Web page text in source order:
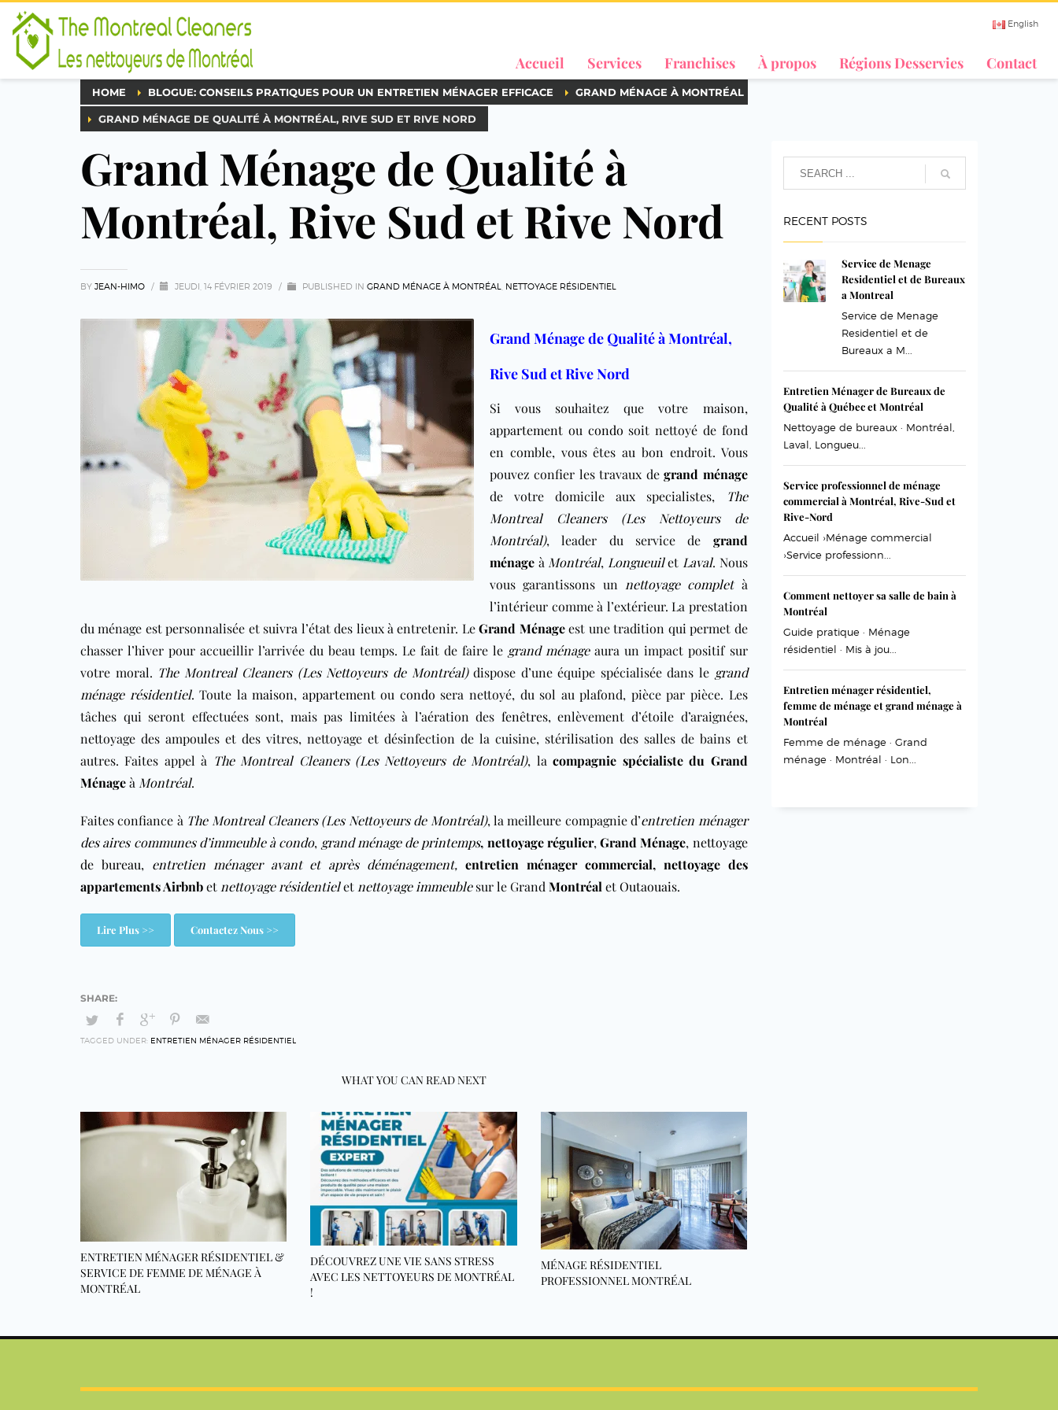
English
Accueil Services Franchises À propos Régions Desservies Contact
HOME BLOGUE: CONSEILS PRATIQUES POUR UN ENTRETIEN MÉNAGER EFFICACE GRAND MÉNAGE À MONTRÉAL
GRAND MÉNAGE DE QUALITÉ À MONTRÉAL, RIVE SUD ET RIVE NORD
Grand Ménage de Qualité à
Montréal, Rive Sud et Rive Nord
BY JEAN-HIMO / JEUDI, 14 FÉVRIER 2019 / PUBLISHED IN GRAND MÉNAGE À MONTRÉAL NETTOYAGE RÉSIDENTIEL
Grand Ménage de Qualité à Montréal,
Rive Sud et Rive Nord
Si vous souhaitez que votre maison,
appartement ou condo soit nettoyé de fond
en comble, vous êtes au bon endroit. Vous
pouvez confier les travaux degrand ménage
de votre domicile aux specialistes,
The
Montreal Cleaners (Les Nettoyeurs de
Montréal), leader du service de grand
ménage à Montréal, Longueuilet Laval. Nous
vous garantissons un nettoyage completà
l’intérieur comme à l’extérieur. La prestation
du ménage est personnalisée et suivra l’état des lieux à entretenir. LeGrand Ménageest une tradition qui permet de
chasser l’hiver pour accueillir l’arrivée du beau temps. Le fait de faire le grand ménageaura un impact positif sur
votre moral. The Montreal Cleaners (Les Nettoyeurs de Montréal)dispose d’une équipe spécialisée dans le grand
ménage résidentiel. Toute lamaison, appartementou condo sera nettoyé, du sol au plafond, pièce par pièce. Les
tâches qui seront effectuées sont, mais pas limitées à l’aération des fenêtres, enlèvement d’étoile d’araignées,
nettoyage des ampoules et des vitres, nettoyage et désinfection de la cuisine, stérilisation des salles de bains et
autres. Faites appel à The Montreal Cleaners (Les Nettoyeurs de Montréal), lacompagnie spécialiste du Grand
Ménageà Montréal.
Faites confiance à The Montreal Cleaners (Les Nettoyeurs de Montréal), la meilleure compagnie d’entretien ménager
des aires communes d’immeuble à condo, grand ménage de printemps, nettoyage régulier, Grand Ménage, nettoyage
de bureau, entretien ménager avant et après déménagement, entretien ménager commercial, nettoyage des
appartements Airbnbet nettoyage résidentielet nettoyage immeublesur le Grand Montréal etOutaouais.
Lire Plus >> Contactez Nous >>
TAGGED UNDER: ENTRETIEN MÉNAGER RÉSIDENTIEL
WHAT YOU CAN READ NEXT
ENTRETIEN MÉNAGER RÉSIDENTIEL &
SERVICE DE FEMME DE MÉNAGE À
MONTRÉAL
DÉCOUVREZ UNE VIE SANS STRESS
AVEC LES NETTOYEURS DE MONTRÉAL
!
MÉNAGE RÉSIDENTIEL
PROFESSIONNEL MONTRÉAL
RECENT POSTS
Service de Menage
Residentiel et de Bureaux
a Montreal
Service de Menage
Residentiel et de
Bureaux a M...
Entretien Ménager de Bureaux de
Qualité à Québec et Montréal
Nettoyage de bureaux · Montréal,
Laval, Longueu...
Service professionnel de ménage
commercial à Montréal, Rive-Sud et
Rive-Nord
Accueil ›Ménage commercial
›Service professionn...
Comment nettoyer sa salle de bain à
Montréal
Guide pratique · Ménage
résidentiel · Mis à jou...
Entretien ménager résidentiel,
femme de ménage et grand ménage à
Montréal
Femme de ménage · Grand
ménage · Montréal · Lon...